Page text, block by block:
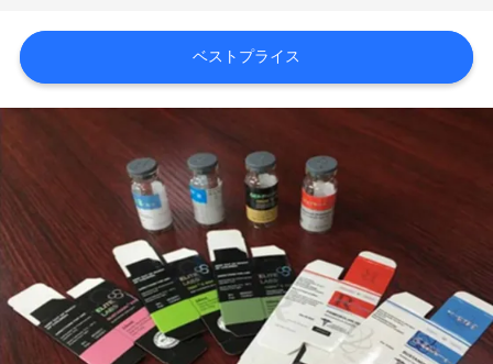
行
質
管
理
ベストプライス